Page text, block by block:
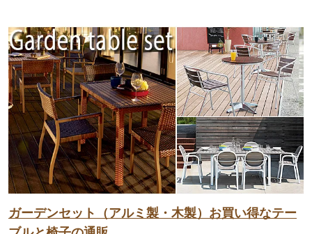
ガーデンセット（アルミ製・木製）お買い得なテー